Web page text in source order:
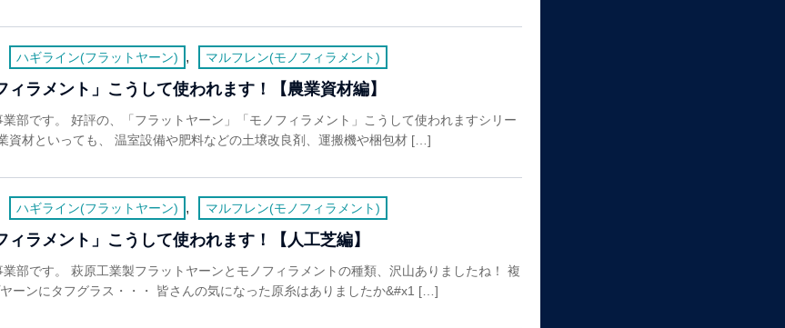
ハギライン(フラットヤーン) , マルフレン(モノフィラメント)
ィラメント」こうして使われます！【農業資材編】
部です。 好評の、「フラットヤーン」「モノフィラメント」こうして使われますシリー
資材といっても、 温室設備や肥料などの土壌改良剤、運搬機や梱包材 […]
ハギライン(フラットヤーン) , マルフレン(モノフィラメント)
ィラメント」こうして使われます！【人工芝編】
部です。 萩原工業製フラットヤーンとモノフィラメントの種類、沢山ありましたね！ 複
ーンにタフグラス・・・ 皆さんの気になった原糸はありましたか&#x1 […]